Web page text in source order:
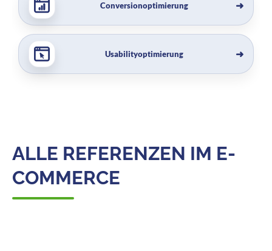
Conversionoptimierung
Usabilityoptimierung
ALLE REFERENZEN IM E-
COMMERCE